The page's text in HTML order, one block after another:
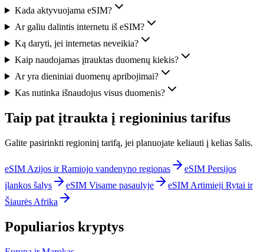
Kada aktyvuojama eSIM?
Ar galiu dalintis internetu iš eSIM?
Ką daryti, jei internetas neveikia?
Kaip naudojamas įtrauktas duomenų kiekis?
Ar yra dieniniai duomenų apribojimai?
Kas nutinka išnaudojus visus duomenis?
Taip pat įtraukta į regioninius tarifus
Galite pasirinkti regioninį tarifą, jei planuojate keliauti į kelias šalis.
eSIM Azijos ir Ramiojo vandenyno regionas
eSIM Persijos
įlankos šalys
eSIM Visame pasaulyje
eSIM Artimieji Rytai ir
Šiaurės Afrika
Populiarios kryptys